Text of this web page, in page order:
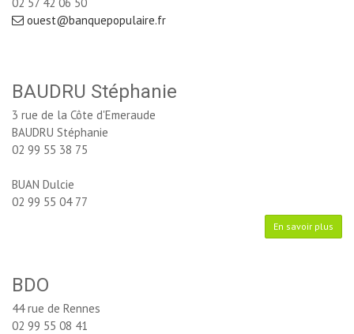
ouest@banquepopulaire.fr
BAUDRU Stéphanie
3 rue de la Côte d'Emeraude
BAUDRU Stéphanie
02 99 55 38 75
BUAN Dulcie
02 99 55 04 77
En savoir plus
BDO
44 rue de Rennes
02 99 55 08 41